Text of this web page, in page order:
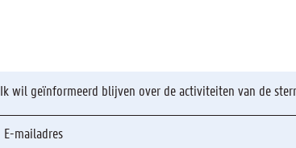
Ik wil geïnformeerd blijven over de activiteiten van de